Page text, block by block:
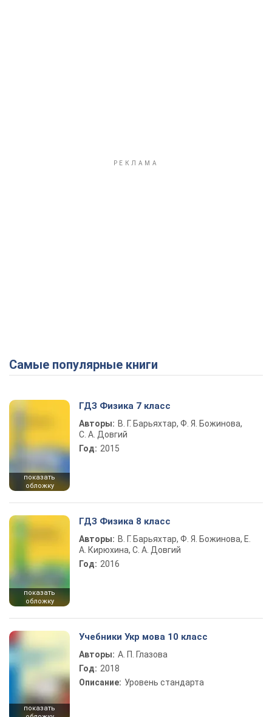
Самые популярные книги
показать
обложку
ГДЗ Физика 7 класс
Авторы: В. Г. Барьяхтар, Ф. Я. Божинова,
С. А. Довгий
Год: 2015
показать
обложку
ГДЗ Физика 8 класс
Авторы: В. Г. Барьяхтар, Ф. Я. Божинова, Е.
А. Кирюхина, С. А. Довгий
Год: 2016
показать
Учебники Укр мова 10 класс
Авторы: А. П. Глазова
Год: 2018
Описание: Уровень стандарта